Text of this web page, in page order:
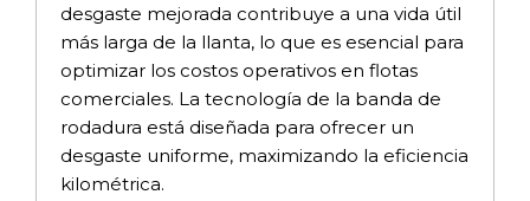
desgaste mejorada contribuye a una vida útil
más larga de la llanta, lo que es esencial para
optimizar los costos operativos en flotas
comerciales. La tecnología de la banda de
rodadura está diseñada para ofrecer un
desgaste uniforme, maximizando la eficiencia
kilométrica.